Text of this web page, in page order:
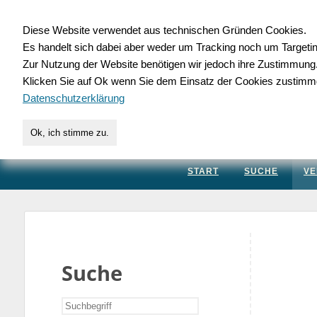
für Handwerk,
START SUCHE
Suche
Diese Website verwendet aus technischen Gründen Cookies.
Es handelt sich dabei aber weder um Tracking noch um
Zur Nutzung der Website benötigen wir jedoch ihre Zustimmung.
Klicken Sie auf Ok wenn Sie dem Einsatz der Cookies
Datenschutzerklärung
Ok, ich stimme zu.